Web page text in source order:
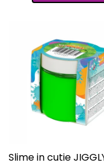
Slime in cutie